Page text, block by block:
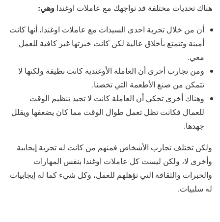
هناك تحديات مختلفة قد تواجهك مع عاملات اوغندا وهي:
أن من خلال تجربة احدى السيدات مع عاملات اوغندا، أنها كانت
أمينة وتتمتع بأخلاق عالية لكن كانت خبرتها غير كافية للعمل
معي.
ومن تجارب أخرى أن العاملة الأوغندية كانت نظيفة ولكنها لا
تتمكن من صنع الأطعمة التي تخصنا.
وهناك أخرى تحكي أن العاملة كانت لا تجيد تنظيم الوقت
للعمال فكانت تظل تعمل طوال الوقت مما كان يضعفها ويقلل
جهدها.
ولكن تختلف تجارب الأشخاص فمنهم من كانت له تجربة إيجابية
وأخرى لا، ولكن ليست كل عاملات اوغندا بنفس المهارات
والخبرات والثقافة التي تؤهلهم للعمل، وكل شيء كما له إيجابيات
له سلبيات.